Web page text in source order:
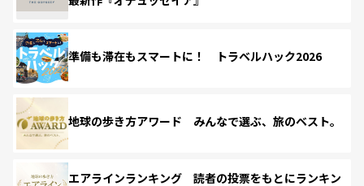
準備も滞在もスマートに！ トラベルハック2026
地球の歩き方アワード みんなで選ぶ、旅のベスト。
エアラインランキング 読者の投票をもとにランキン